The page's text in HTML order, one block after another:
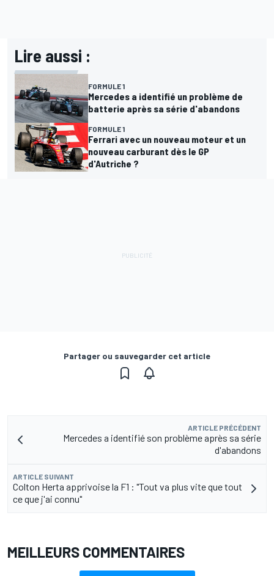
Lire aussi :
FORMULE 1
Mercedes a identifié un problème de
batterie après sa série d'abandons
FORMULE 1
Ferrari avec un nouveau moteur et un
nouveau carburant dès le GP
d'Autriche ?
Partager ou sauvegarder cet article
ARTICLE PRÉCÉDENT
Mercedes a identifié son problème après sa série
d'abandons
ARTICLE SUIVANT
Colton Herta apprivoise la F1 : "Tout va plus vite que tout
ce que j'ai connu"
MEILLEURS COMMENTAIRES